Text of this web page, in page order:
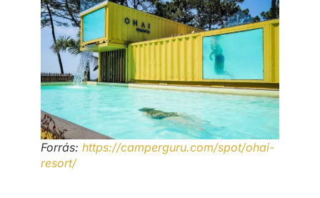
Forrás: https://camperguru.com/spot/ohai-
resort/